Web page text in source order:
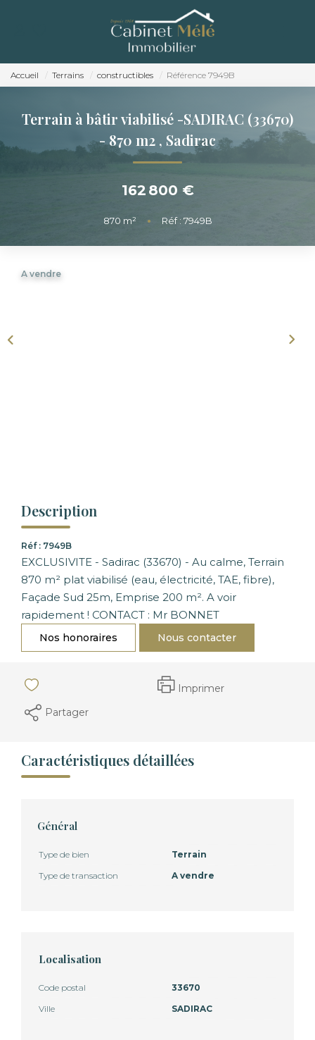
ACCUEIL
ACHETER
RECRUTEMENT
Accueil Terrains constructibles Référence 7949B
Terrain à bâtir viabilisé -SADIRAC (33670)
- 870 m2 , Sadirac
162 800 €
870 m² • Réf : 7949B
A vendre
Description
Réf : 7949B
EXCLUSIVITE - Sadirac (33670) - Au calme, Terrain
870 m² plat viabilisé (eau, électricité, TAE, fibre),
Façade Sud 25m, Emprise 200 m². A voir
rapidement ! CONTACT : Mr BONNET
Nos honoraires Nous contacter
Imprimer
Partager
Caractéristiques détaillées
Général
Type de bien
Terrain
Type de transaction
A vendre
Localisation
Code postal
33670
Ville
SADIRAC